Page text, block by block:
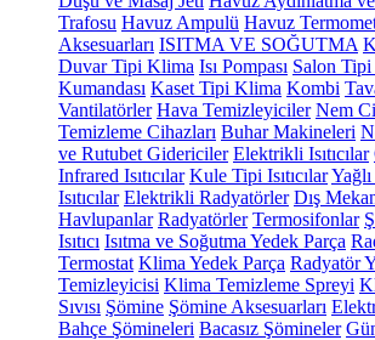
Trafosu Havuz Ampulü Havuz
Aksesuarları ISITMA VE SOĞUTMA
Duvar Tipi Klima Isı Pompası Salon
Kumandası Kaset Tipi Klima Kombi
Vantilatörler Hava Temizleyiciler Nem
Temizleme Cihazları Buhar Makineleri
ve Rutubet Gidericiler Elektrikli Isıtıcılar
Infrared Isıtıcılar Kule Tipi Isıtıcılar
Isıtıcılar Elektrikli Radyatörler Dış
Havlupanlar Radyatörler Termosifonlar
Isıtıcı Isıtma ve Soğutma Yedek Parça
Termostat Klima Yedek Parça Radyatör
Temizleyicisi Klima Temizleme Spreyi
Sıvısı Şömine Şömine Aksesuarları
Bahçe Şömineleri Bacasız Şömineler